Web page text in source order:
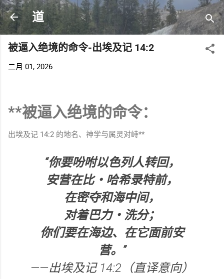
跳至主要内容
道
被逼入绝境的命令-出埃及记 14:2
二月 01, 2026
**被逼入绝境的命令：
出埃及记 14:2 的地名、神学与属灵对峙**
“你要吩咐以色列人转回，
安营在比‧哈希录特前，
在密夺和海中间，
对着巴力‧洗分；
你们要在海边、在它面前安
营。”
——出埃及记 14:2（直译意向）